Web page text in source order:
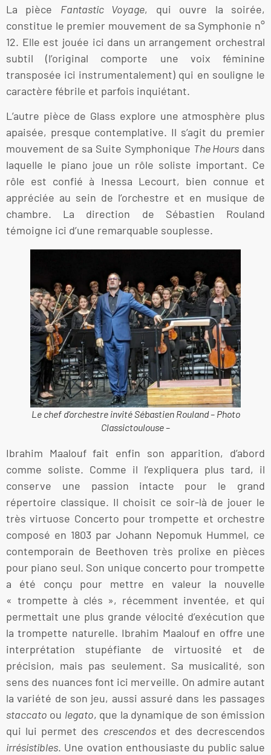
La pièce Fantastic Voyage, qui ouvre la soirée,
constitue le premier mouvement de sa Symphonie n°
12. Elle est jouée ici dans un arrangement orchestral
subtil (l’original comporte une voix féminine
transposée ici instrumentalement) qui en souligne le
caractère fébrile et parfois inquiétant.
L’autre pièce de Glass explore une atmosphère plus
apaisée, presque contemplative. Il s’agit du premier
mouvement de sa Suite Symphonique The Hours dans
laquelle le piano joue un rôle soliste important. Ce
rôle est confié à Inessa Lecourt, bien connue et
appréciée au sein de l’orchestre et en musique de
chambre. La direction de Sébastien Rouland
témoigne ici d’une remarquable souplesse.
Le chef d’orchestre invité Sébastien Rouland – Photo
Classictoulouse –
Ibrahim Maalouf fait enfin son apparition, d’abord
comme soliste. Comme il l’expliquera plus tard, il
conserve une passion intacte pour le grand
répertoire classique. Il choisit ce soir-là de jouer le
très virtuose Concerto pour trompette et orchestre
composé en 1803 par Johann Nepomuk Hummel, ce
contemporain de Beethoven très prolixe en pièces
pour piano seul. Son unique concerto pour trompette
a été conçu pour mettre en valeur la nouvelle
« trompette à clés », récemment inventée, et qui
permettait une plus grande vélocité d’exécution que
la trompette naturelle. Ibrahim Maalouf en offre une
interprétation stupéfiante de virtuosité et de
précision, mais pas seulement. Sa musicalité, son
sens des nuances font ici merveille. On admire autant
la variété de son jeu, aussi assuré dans les passages
staccato ou legato, que la dynamique de son émission
qui lui permet des crescendoset des decrescendos
irrésistibles. Une ovation enthousiaste du public salue